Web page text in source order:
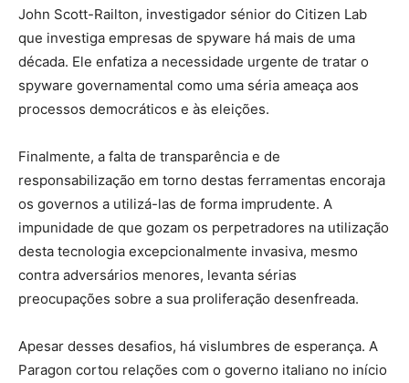
John Scott-Railton, investigador sénior do Citizen Lab
que investiga empresas de spyware há mais de uma
década. Ele enfatiza a necessidade urgente de tratar o
spyware governamental como uma séria ameaça aos
processos democráticos e às eleições.
Finalmente, a falta de transparência e de
responsabilização em torno destas ferramentas encoraja
os governos a utilizá-las de forma imprudente. A
impunidade de que gozam os perpetradores na utilização
desta tecnologia excepcionalmente invasiva, mesmo
contra adversários menores, levanta sérias
preocupações sobre a sua proliferação desenfreada.
Apesar desses desafios, há vislumbres de esperança. A
Paragon cortou relações com o governo italiano no início